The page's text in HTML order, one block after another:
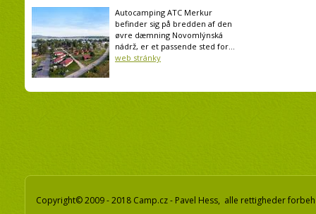
Autocamping ATC Merkur
befinder sig på bredden af den
øvre dæmning Novomlýnská
nádrž, er et passende sted for...
web stránky
Copyright© 2009 - 2018 Camp.cz - Pavel Hess, alle rettigheder